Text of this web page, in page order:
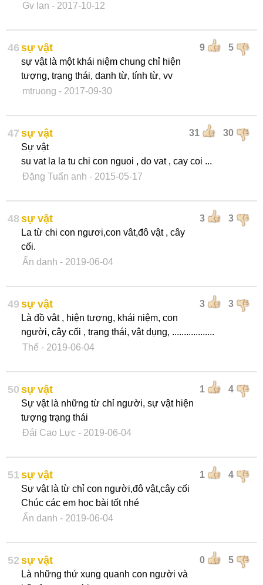
Gv lan - 2017-10-12
46 9 5
sự vật
sự vật là một khái niệm chung chỉ hiện
tượng, trạng thái, danh từ, tính từ, vv
mtruong - 2017-09-30
47 31 30
sự vật
Sự vật
su vat la la tu chi con nguoi , do vat , cay coi ...
Đặng Tuấn anh - 2015-05-17
48 3 3
sự vật
La từ chi con ngươi,con vât,đô vật , cây
cối.
Ẩn danh - 2019-06-04
49 3 3
sự vật
Là đồ vât , hiện tượng, khái niệm, con
người, cây cối , trạng thái, vật dụng, ..................
Thế - 2019-06-04
50 1 4
sự vật
Sự vật là những từ chỉ người, sự vật hiện
tượng trạng thái
Đái Cao Lực - 2019-06-04
51 1 4
sự vật
Sự vật là từ chỉ con người,đô vật,cây cối
Chúc các em học bài tốt nhé
Ẩn danh - 2019-06-04
52 0 5
sự vật
Là những thứ xung quanh con người và